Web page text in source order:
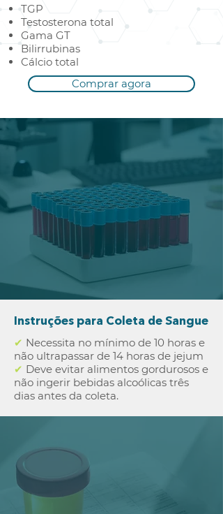
TGP
Testosterona total
Gama GT
Bilirrubinas
Cálcio total
Comprar agora
Instruções para Coleta de Sangue
✔ Necessita no mínimo de 10 horas e
não ultrapassar de 14 horas de jejum
✔ Deve evitar alimentos gordurosos e
não ingerir bebidas alcoólicas três
dias antes da coleta.